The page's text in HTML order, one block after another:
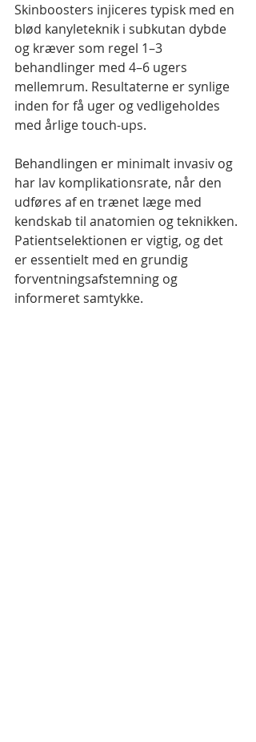
Skinboosters injiceres typisk med en
blød kanyleteknik i subkutan dybde
og kræver som regel 1–3
behandlinger med 4–6 ugers
mellemrum. Resultaterne er synlige
inden for få uger og vedligeholdes
med årlige touch-ups.
Behandlingen er minimalt invasiv og
har lav komplikationsrate, når den
udføres af en trænet læge med
kendskab til anatomien og teknikken.
Patientselektionen er vigtig, og det
er essentielt med en grundig
forventningsafstemning og
informeret samtykke.